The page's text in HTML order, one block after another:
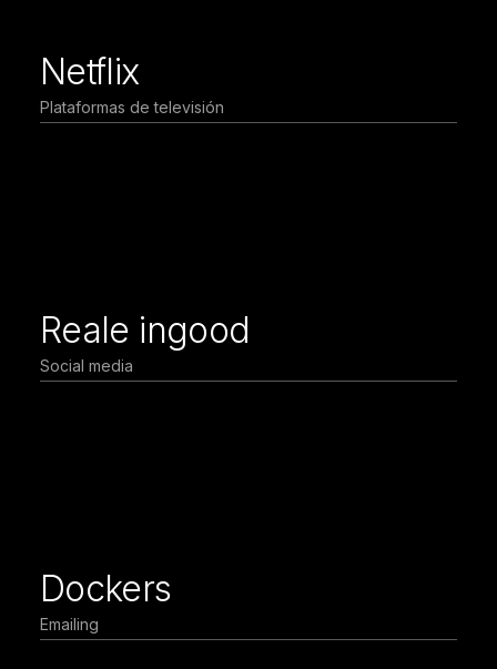
Netflix
Plataformas de televisión
Reale ingood
Social media
Dockers
Emailing